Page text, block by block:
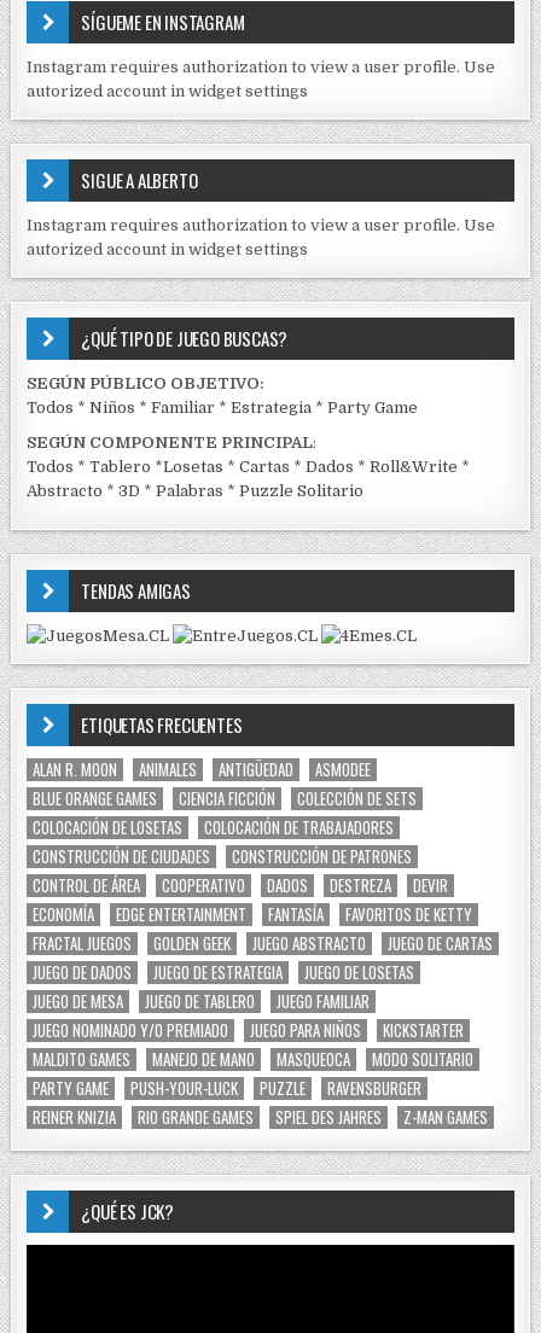
I
D
S
E
J
C
K
SÍGUEME EN INSTAGRAM
Instagram requires authorization to view a user profile. Use
autorized account in widget settings
SIGUE A ALBERTO
Instagram requires authorization to view a user profile. Use
autorized account in widget settings
¿QUÉ TIPO DE JUEGO BUSCAS?
SEGÚN PÚBLICO OBJETIVO:
Todos *Niños *Familiar *Estrategia *Party Game
SEGÚN COMPONENTE PRINCIPAL:
Todos *Tablero *Losetas *Cartas *Dados *Roll&Write *
Abstracto *3D *Palabras *Puzzle Solitario
TENDAS AMIGAS
ETIQUETAS FRECUENTES
ALAN R. MOON ANIMALES ANTIGÜEDAD
ASMODEE
BLUE ORANGE GAMES
CIENCIA FICCIÓN
COLECCIÓN DE SETS
COLOCACIÓN DE LOSETAS
COLOCACIÓN DE TRABAJADORES
CONSTRUCCIÓN DE CIUDADES
CONSTRUCCIÓN DE PATRONES
CONTROL DE ÁREA
COOPERATIVO DADOS DESTREZA
DEVIR
ECONOMÍA
EDGE ENTERTAINMENT FANTASÍA
FAVORITOS DE KETTY
FRACTAL JUEGOS
GOLDEN GEEK JUEGO ABSTRACTO
JUEGO DE CARTAS
JUEGO DE DADOS
JUEGO DE ESTRATEGIA
JUEGO DE LOSETAS
JUEGO DE MESA
JUEGO DE TABLERO
JUEGO FAMILIAR
JUEGO NOMINADO Y/O PREMIADO
JUEGO PARA NIÑOS
KICKSTARTER
MALDITO GAMES
MANEJO DE MANO MASQUEOCA
MODO SOLITARIO
PARTY GAME
PUSH-YOUR-LUCK PUZZLE
RAVENSBURGER
REINER KNIZIA
RIO GRANDE GAMES SPIEL DES JAHRES Z-MAN GAMES
¿QUÉ ES JCK?